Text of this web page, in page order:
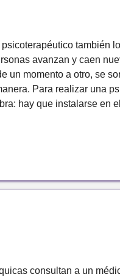
también
avanzan y caen
un momento a otro, se
Para realizar una
hay que instalarse en
es tener un lugar .
su situación actual, ir
consultan a un